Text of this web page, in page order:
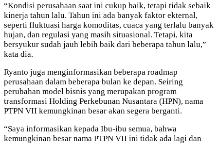
“Kondisi perusahaan saat ini cukup baik, tetapi tidak sebaik
kinerja tahun lalu. Tahun ini ada banyak faktor ekternal,
seperti fluktuasi harga komoditas, cuaca yang terlalu banyak
hujan, dan regulasi yang masih situasional. Tetapi, kita
bersyukur sudah jauh lebih baik dari beberapa tahun lalu,”
kata dia.
Ryanto juga menginformasikan beberapa roadmap
perusahaan dalam beberapa bulan ke depan. Seiring
perubahan model bisnis yang merupakan program
transformasi Holding Perkebunan Nusantara (HPN), nama
PTPN VII kemungkinan besar akan segera berganti.
“Saya informasikan kepada Ibu-ibu semua, bahwa
kemungkinan besar nama PTPN VII ini tidak ada lagi dan